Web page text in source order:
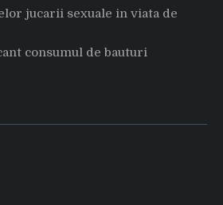
jucarii sexuale in viata de
consumul de bauturi